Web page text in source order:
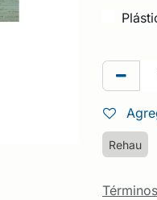
Rehau